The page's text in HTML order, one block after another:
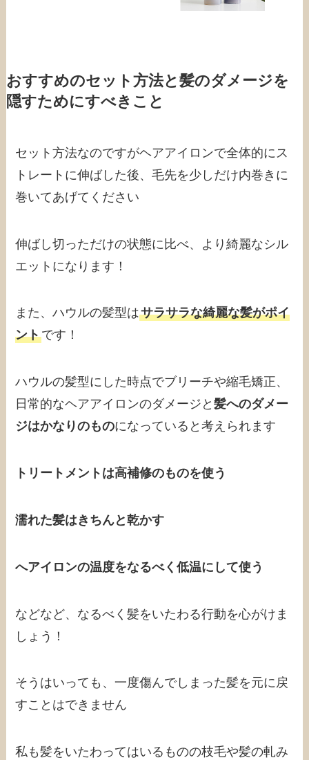
おすすめのセット方法と髪のダメージを
隠すためにすべきこと
セット方法なのですがヘアアイロンで全体的にス
トレートに伸ばした後、毛先を少しだけ内巻きに
巻いてあげてください
伸ばし切っただけの状態に比べ、より綺麗なシル
エットになります！
また、ハウルの髪型はサラサラな綺麗な髪がポイ
ントです！
ハウルの髪型にした時点でブリーチや縮毛矯正、
日常的なヘアアイロンのダメージと髪へのダメー
ジはかなりのものになっていると考えられます
トリートメントは高補修のものを使う
濡れた髪はきちんと乾かす
へアイロンの温度をなるべく低温にして使う
などなど、なるべく髪をいたわる行動を心がけま
しょう！
そうはいっても、一度傷んでしまった髪を元に戻
すことはできません
私も髪をいたわってはいるものの枝毛や髪の軋み